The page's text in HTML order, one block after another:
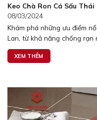
Keo Chà Ron Cá Sấu
08/03/2024
Khám phá những ưu điểm
Lan, từ khả năng chống rạn
XEM THÊM